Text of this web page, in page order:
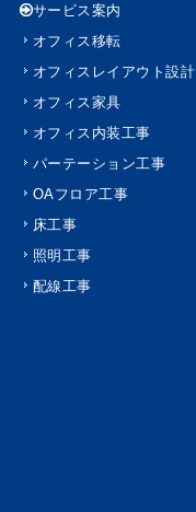
サービス案内
オフィス移転
オフィスレイアウト設計
オフィス家具
オフィス内装工事
パーテーション工事
OAフロア工事
床工事
照明工事
配線工事